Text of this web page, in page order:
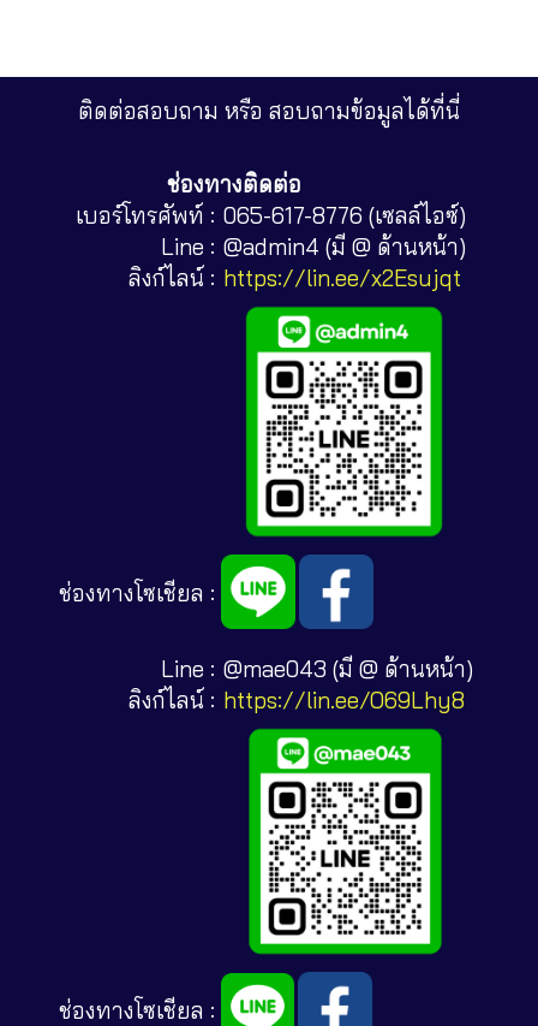
ติดต่อสอบถาม หรือ สอบถามข้อมูลได้ที่นี่
ช่องทางติดต่อ
เบอร์โทรศัพท์ : 065-617-8776 (เซลล์ไอซ์)
Line : @admin4 (มี @ ด้านหน้า)
ลิงก์ไลน์ : https://lin.ee/x2Esujqt
ช่องทางโซเชียล :
Line : @mae043 (มี @ ด้านหน้า)
ลิงก์ไลน์ : https://lin.ee/O69Lhy8
ช่องทางโซเชียล :